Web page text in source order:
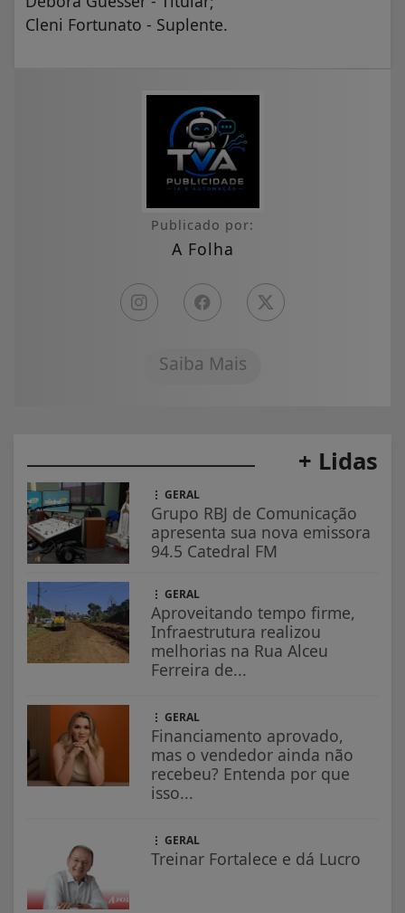
Cleni Fortunato - Suplente.
Publicado por:
A Folha
Saiba Mais
+ Lidas
GERAL
Grupo RBJ de Comunicação
apresenta sua nova emissora
94.5 Catedral FM
GERAL
Aproveitando tempo firme,
Infraestrutura realizou
melhorias na Rua Alceu
Ferreira de...
GERAL
Financiamento aprovado,
mas o vendedor ainda não
recebeu? Entenda por que
isso...
GERAL
Treinar Fortalece e dá Lucro